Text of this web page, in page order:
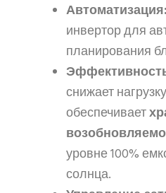
Автоматизация:
инвертор для
планирования
снижает
обеспечивает
уровне 100%
солнца.